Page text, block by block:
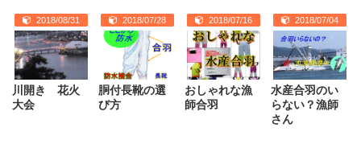
2018/08/31
川開き 花火
大会
2018/07/28
胴付長靴の選
び方
2018/07/16
おしゃれな漁
師合羽
2018/07/04
水産合羽のい
らない？漁師
さん